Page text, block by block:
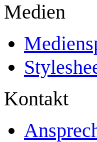
Medien
Kontakt